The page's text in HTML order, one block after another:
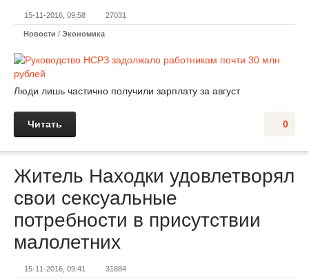
15-11-2016, 09:58 27031
Новости / Экономика
Люди лишь частично получили зарплату за август
0
Читать
Житель Находки удовлетворял
свои сексуальные
потребности в присутствии
малолетних
15-11-2016, 09:41 31884